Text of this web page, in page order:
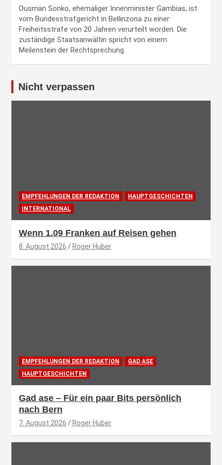
Ousman Sonko, ehemaliger Innenminister Gambias, ist
vom Bundesstrafgericht in Bellinzona zu einer
Freiheitsstrafe von 20 Jahren verurteilt worden. Die
zuständige Staatsanwältin spricht von einem
Meilenstein der Rechtsprechung.
Nicht verpassen
EMPFEHLUNGEN DER REDAKTION
HAUPTGESCHICHTEN
INTERNATIONAL
Wenn 1.09 Franken auf Reisen gehen
8. August 2026 Roger Huber
EMPFEHLUNGEN DER REDAKTION
GAD ASE
HAUPTGESCHICHTEN
Gad ase – Für ein paar Bits persönlich
nach Bern
7. August 2026 Roger Huber